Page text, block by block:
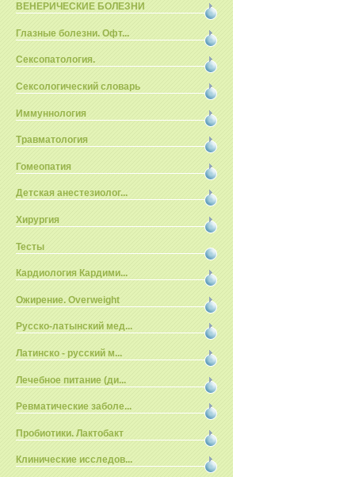
ВЕНЕРИЧЕСКИЕ БОЛЕЗНИ
Глазные болезни. Офт...
Сексопатология.
Сексологический словарь
Иммуннология
Травматология
Гомеопатия
Детская анестезиолог...
Хирургия
Тесты
Кардиология Кардими...
Ожирение. Overweight
Русско-латынский мед...
Латинско - русский м...
Лечебное питание (ди...
Ревматические заболе...
Пробиотики. Лактобакт
Клинические исследов...